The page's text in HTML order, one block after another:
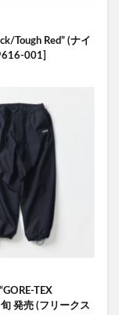
Tough Red” (ナイ
001]
TEX
発売 (フリークス